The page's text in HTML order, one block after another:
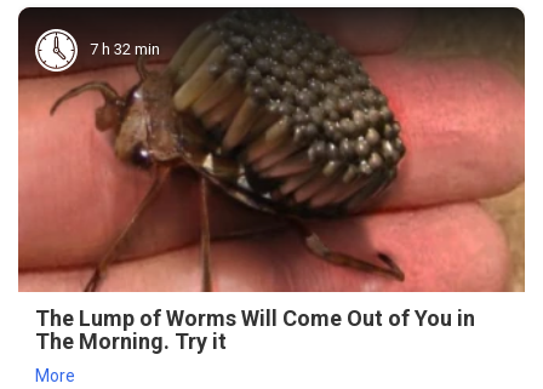
7 h 32 min
The Lump of Worms Will Come Out of You in
The Morning. Try it
More